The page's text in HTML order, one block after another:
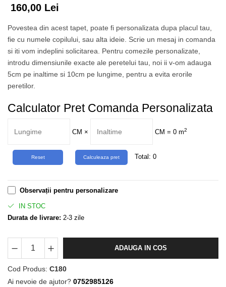
160,00 Lei
Povestea din acest tapet, poate fi personalizata dupa placul tau,
fie cu numele copilului, sau alta ideie. Scrie un mesaj in comanda
si iti vom indeplini solicitarea. Pentru comezile personalizate,
introdu dimensiunile exacte ale peretelui tau, noi ii v-om adauga
5cm pe inaltime si 10cm pe lungime, pentru a evita erorile
peretilor.
Calculator Pret Comanda Personalizata
CM × CM = 0 m2
Total: 0
Observații pentru personalizare
IN STOC
Durata de livrare: 2-3 zile
ADAUGA IN COS
Cod Produs: C180
Ai nevoie de ajutor? 0752985126